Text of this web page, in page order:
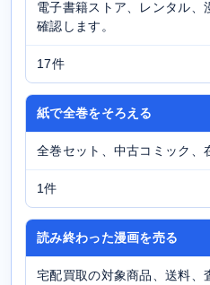
電子書籍ストア、レンタル、
確認します。
17件
紙で全巻をそろえる
全巻セット、中古コミック、
1件
読み終わった漫画を売る
宅配買取の対象商品、送料、